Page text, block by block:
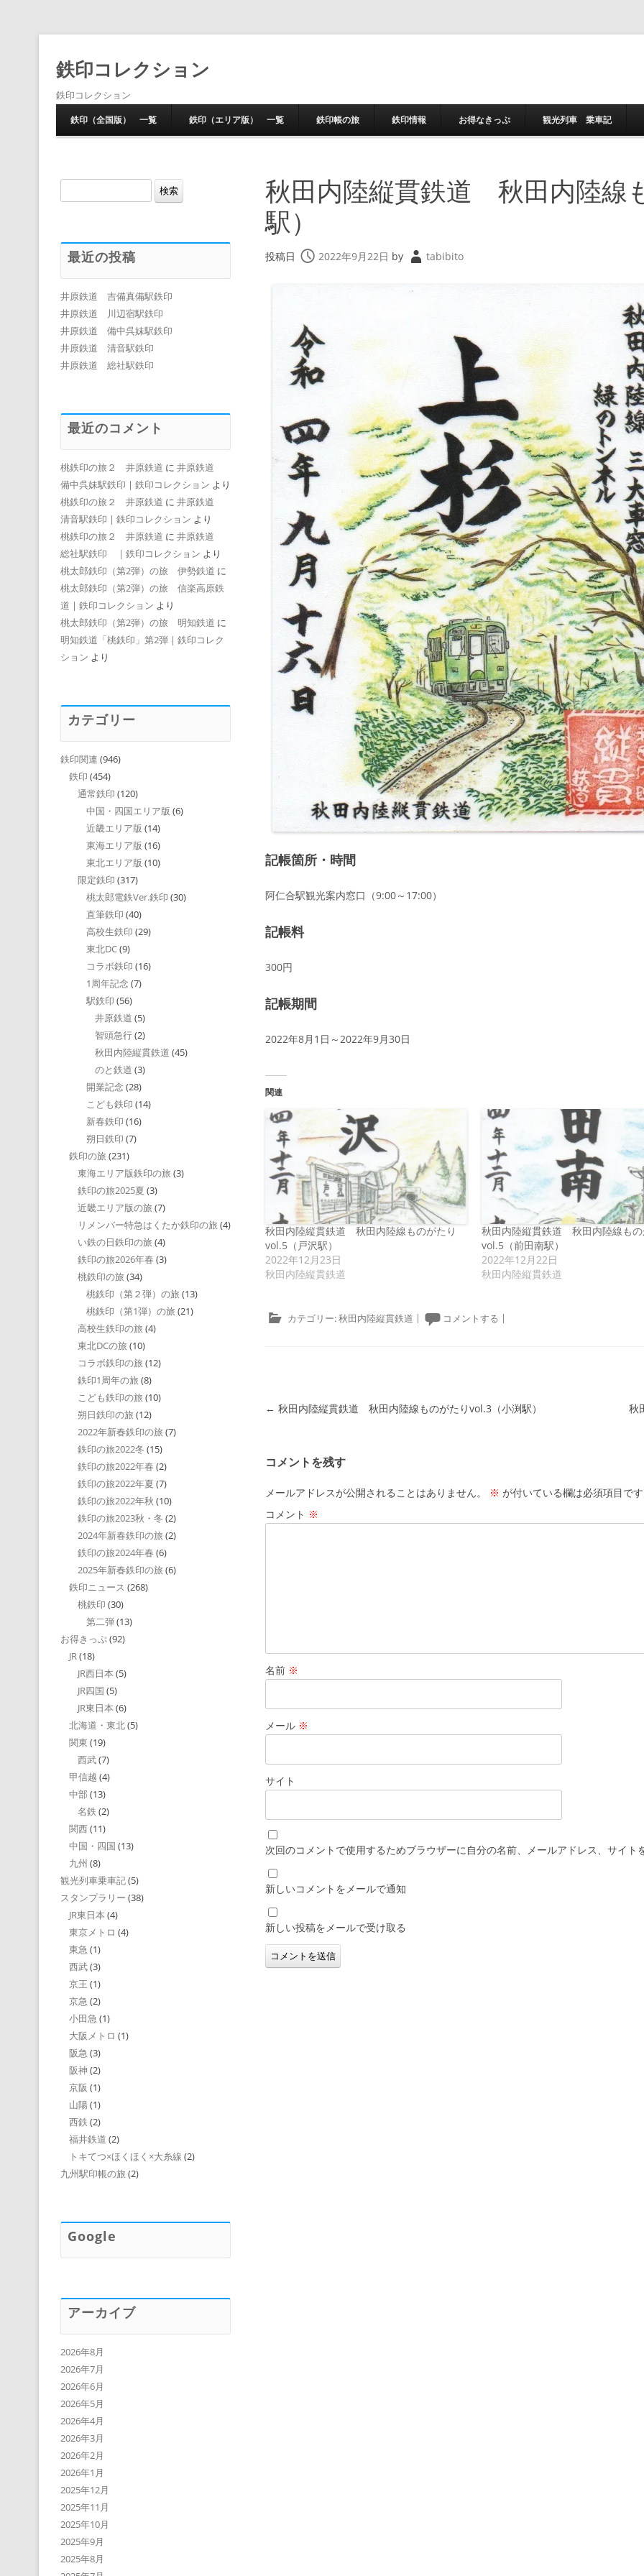
鉄印コレクション
鉄印コレクション
鉄印（全国版） 一覧 鉄印（エリア版） 一覧 鉄印帳の旅 鉄印情報 お得なきっぷ 観光列車 乗車記
秋田内陸縦貫鉄道 秋田内陸線
駅）
投稿日 2022年9月22日 by tabibito
記帳箇所・時間
阿仁合駅観光案内窓口（9:00～17:00）
記帳料
300円
記帳期間
2022年8月1日～2022年9月30日
関連
秋田内陸縦貫鉄道 秋田内陸線ものがたり
vol.5（戸沢駅）
2022年12月23日
秋田内陸縦貫鉄道
秋田内陸縦貫鉄道 秋田内陸線もの
vol.5（前田南駅）
2022年12月22日
秋田内陸縦貫鉄道
カテゴリー:秋田内陸縦貫鉄道 | コメントする |
投稿ナビゲーション
← 秋田内陸縦貫鉄道 秋田内陸線ものがたりvol.3（小渕駅） 秋
コメントを残す
メールアドレスが公開されることはありません。 ※ が付いている欄は必須項目です
コメント ※
名前 ※
メール ※
サイト
次回のコメントで使用するためブラウザーに自分の名前、メールアドレス、サイト
新しいコメントをメールで通知
新しい投稿をメールで受け取る
索:
最近の投稿
井原鉄道 吉備真備駅鉄印
井原鉄道 川辺宿駅鉄印
井原鉄道 備中呉妹駅鉄印
井原鉄道 清音駅鉄印
井原鉄道 総社駅鉄印
最近のコメント
桃鉄印の旅２ 井原鉄道 に 井原鉄道
備中呉妹駅鉄印 | 鉄印コレクション より
桃鉄印の旅２ 井原鉄道 に 井原鉄道
清音駅鉄印 | 鉄印コレクション より
桃鉄印の旅２ 井原鉄道 に 井原鉄道
総社駅鉄印 | 鉄印コレクション より
桃太郎鉄印（第2弾）の旅 伊勢鉄道 に
桃太郎鉄印（第2弾）の旅 信楽高原鉄
道 | 鉄印コレクション より
桃太郎鉄印（第2弾）の旅 明知鉄道 に
明知鉄道「桃鉄印」第2弾 | 鉄印コレク
ション より
カテゴリー
鉄印関連 (946)
鉄印 (454)
通常鉄印 (120)
中国・四国エリア版 (6)
近畿エリア版 (14)
東海エリア版 (16)
東北エリア版 (10)
限定鉄印 (317)
桃太郎電鉄Ver.鉄印 (30)
直筆鉄印 (40)
高校生鉄印 (29)
東北DC(9)
コラボ鉄印 (16)
1周年記念 (7)
駅鉄印 (56)
井原鉄道 (5)
智頭急行(2)
秋田内陸縦貫鉄道 (45)
のと鉄道 (3)
開業記念 (28)
こども鉄印 (14)
新春鉄印 (16)
朔日鉄印 (7)
鉄印の旅 (231)
東海エリア版鉄印の旅 (3)
鉄印の旅2025夏 (3)
近畿エリア版の旅 (7)
リメンバー特急はくたか鉄印の旅 (4)
い鉄の日鉄印の旅 (4)
鉄印の旅2026年春 (3)
桃鉄印の旅 (34)
桃鉄印（第２弾）の旅 (13)
桃鉄印（第1弾）の旅 (21)
高校生鉄印の旅 (4)
東北DCの旅 (10)
コラボ鉄印の旅 (12)
鉄印1周年の旅 (8)
こども鉄印の旅 (10)
朔日鉄印の旅 (12)
2022年新春鉄印の旅 (7)
鉄印の旅2022冬 (15)
鉄印の旅2022年春 (2)
鉄印の旅2022年夏 (7)
鉄印の旅2022年秋 (10)
鉄印の旅2023秋・冬 (2)
2024年新春鉄印の旅 (2)
鉄印の旅2024年春 (6)
2025年新春鉄印の旅 (6)
鉄印ニュース (268)
桃鉄印 (30)
第二弾(13)
お得きっぷ(92)
JR(18)
JR西日本 (5)
JR四国 (5)
JR東日本 (6)
北海道・東北(5)
関東 (19)
西武(7)
甲信越 (4)
中部 (13)
名鉄 (2)
関西(11)
中国・四国 (13)
九州 (8)
観光列車乗車記(5)
スタンプラリー (38)
JR東日本 (4)
東京メトロ (4)
東急 (1)
西武(3)
京王 (1)
京急 (2)
小田急 (1)
大阪メトロ (1)
阪急 (3)
阪神 (2)
京阪 (1)
山陽 (1)
西鉄 (2)
福井鉄道 (2)
トキてつ×ほくほく×大糸線 (2)
九州駅印帳の旅 (2)
Google
アーカイブ
2026年8月
2026年7月
2026年6月
2026年5月
2026年4月
2026年3月
2026年2月
2026年1月
2025年12月
2025年11月
2025年10月
2025年9月
2025年8月